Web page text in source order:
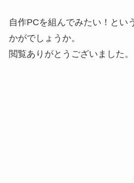
自作PCを組んでみたい！とい
かがでしょうか。
閲覧ありがとうございました。